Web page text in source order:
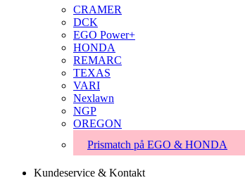
CRAMER
DCK
EGO Power+
HONDA
REMARC
TEXAS
VARI
Nexlawn
NGP
OREGON
Prismatch på EGO & HONDA
Kundeservice & Kontakt